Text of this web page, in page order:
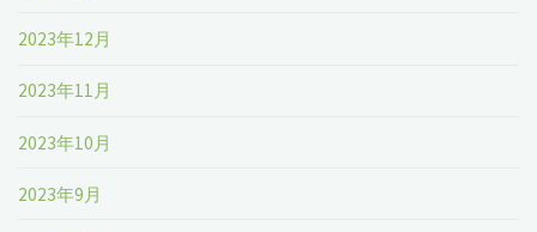
2023年12月
2023年11月
2023年10月
2023年9月